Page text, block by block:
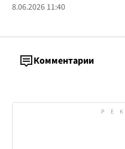
8.06.2026 11:40
Комментарии